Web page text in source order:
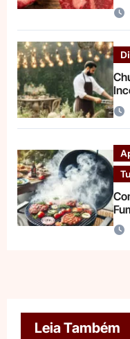
Leia Também